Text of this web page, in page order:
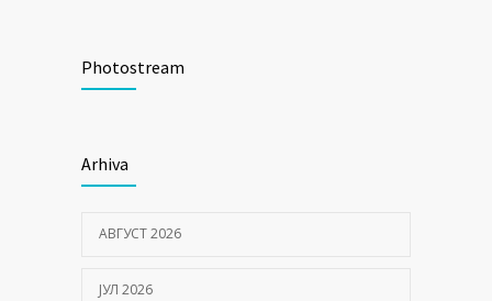
13/07/2026
06/07/2026
Kako hiperbarična komora pomaže kod
30/06/2026
Photostream
Arhiva
АВГУСТ 2026
ЈУЛ 2026